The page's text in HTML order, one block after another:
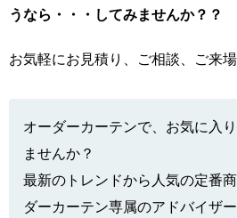
うなら・・・してみませんか？？
お気軽にお見積り、ご相談、ご来
オーダーカーテンで、お気に入
ませんか？
最新のトレンドから人気の定番
ダーカーテン専属のアドバイザ